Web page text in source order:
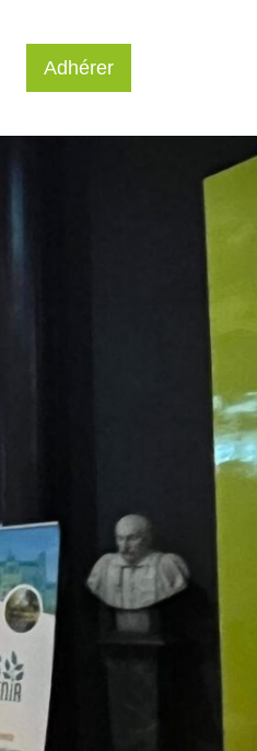
Adhérer